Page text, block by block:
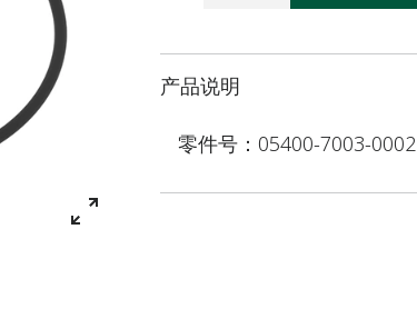
产品说明
零件号：05400-7003-0002